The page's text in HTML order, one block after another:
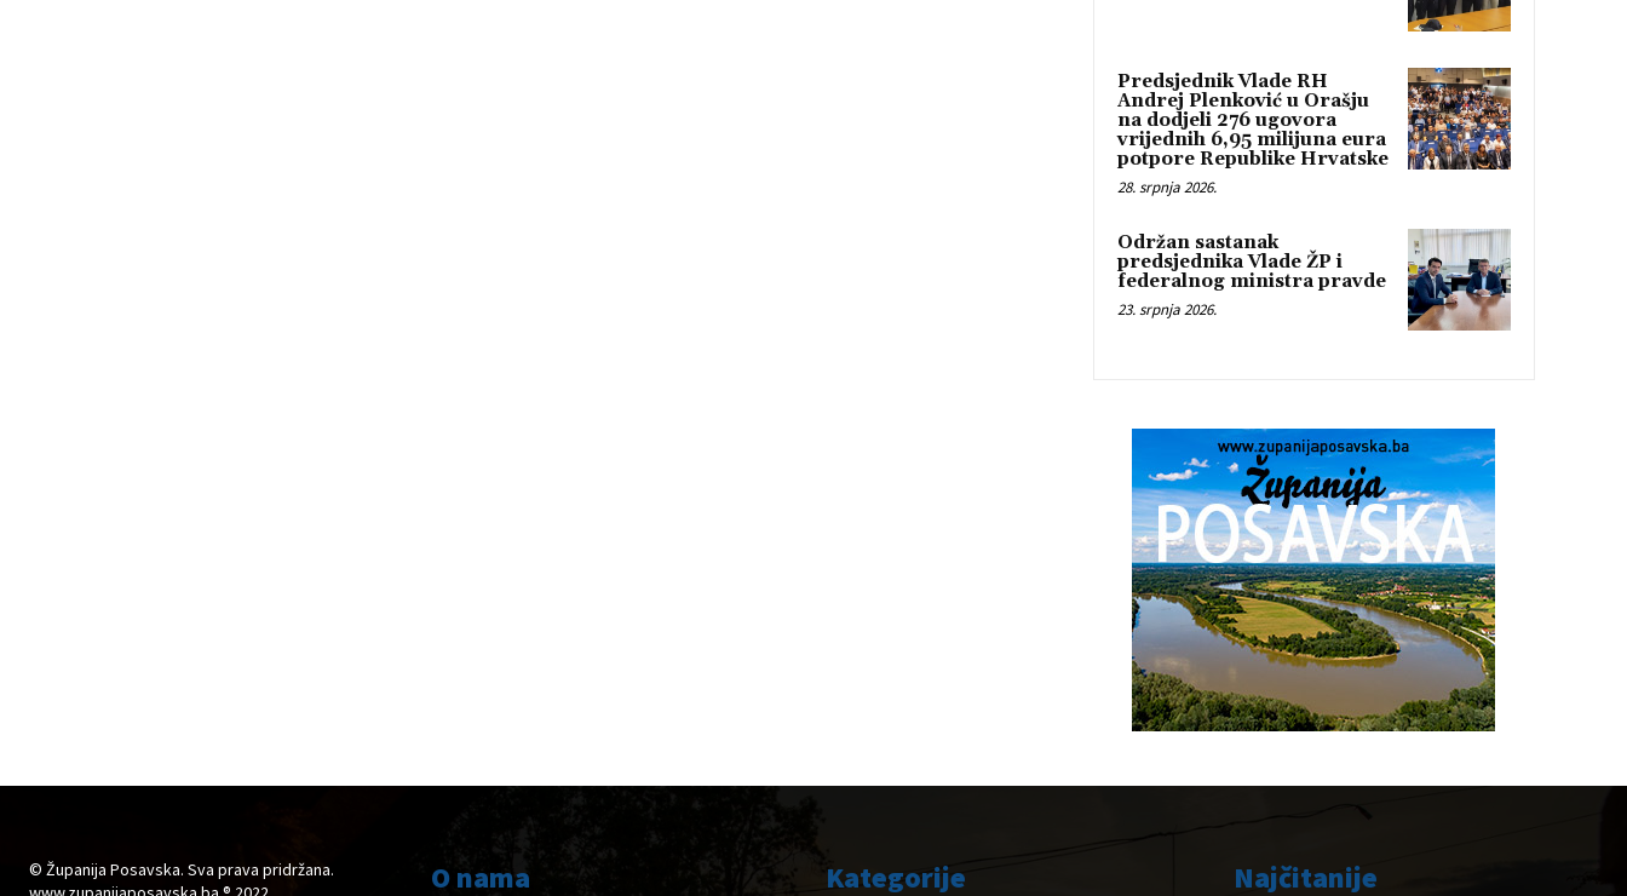
Predsjednik Vlade RH
Andrej Plenković u Orašju
na dodjeli 276 ugovora
vrijednih 6,95 milijuna eura
potpore Republike Hrvatske
28. srpnja 2026.
Održan sastanak
predsjednika Vlade ŽP i
federalnog ministra pravde
23. srpnja 2026.
© Županija Posavska. Sva prava pridržana.
O nama Kategorije Najčitanije